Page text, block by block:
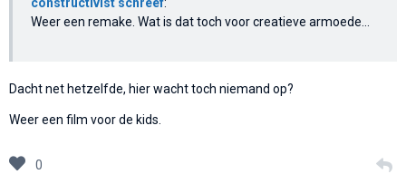
Weer een remake. Wat is dat toch voor creatieve armoede...
Dacht net hetzelfde, hier wacht toch niemand op?
Weer een film voor de kids.
0